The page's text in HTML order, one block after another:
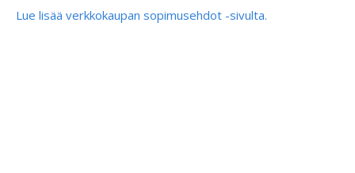
Lue lisää verkkokaupan sopimusehdot -sivulta.